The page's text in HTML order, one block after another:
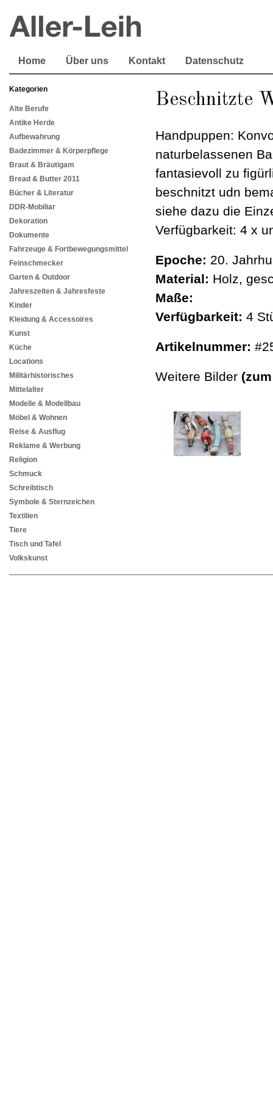
Home Über uns Kontakt Datenschutz
Kategorien
Alte Berufe
Antike Herde
Aufbewahrung
Badezimmer & Körperpflege
Braut & Bräutigam
Bread & Butter 2011
Bücher & Literatur
DDR-Mobiliar
Dekoration
Dokumente
Fahrzeuge & Fortbewegungsmittel
Feinschmecker
Garten & Outdoor
Jahreszeiten & Jahresfeste
Kinder
Kleidung & Accessoires
Kunst
Küche
Locations
Militärhistorisches
Mittelalter
Modelle & Modellbau
Möbel & Wohnen
Reise & Ausflug
Reklame & Werbung
Religion
Schmuck
Schreibtisch
Symbole & Sternzeichen
Textilien
Tiere
Tisch und Tafel
Volkskunst
Beschnitzte
Handpuppen:
naturbelassenen
fantasievoll zu
beschnitzt udn
siehe dazu die
Verfügbarkeit: 4 x
Epoche: 20.
Material: Holz,
Maße:
Verfügbarkeit: 4
Artikelnummer:
Weitere Bilder